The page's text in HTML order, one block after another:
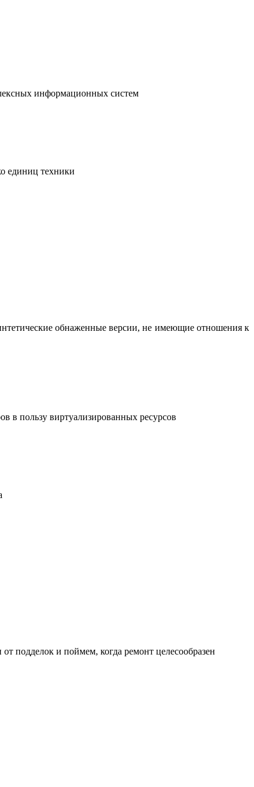
информационных систем
единиц техники
обнаженные версии, не имеющие отношения к
в пользу виртуализированных ресурсов
подделок и поймем, когда ремонт целесообразен